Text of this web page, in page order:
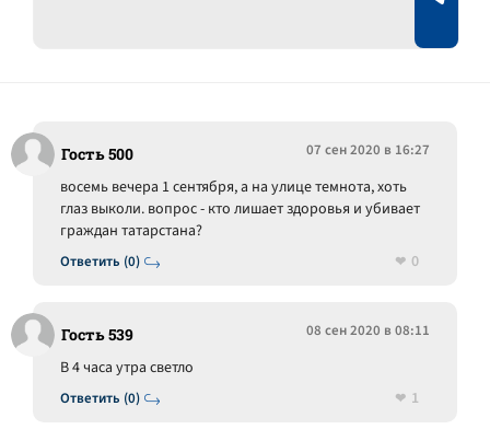
Гость 500 07 сен 2020 в 16:27
Ответить (0)
восемь вечера 1 сентября, а на улице темнота, хоть
глаз выколи. вопрос - кто лишает здоровья и убивает
граждан татарстана?
0
Гость 539 08 сен 2020 в 08:11
Ответить (0)
В 4 часа утра светло
1